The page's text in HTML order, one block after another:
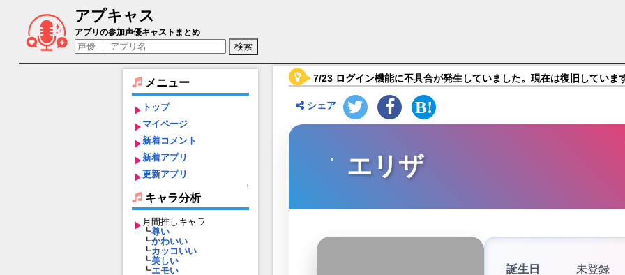
アプキャス
エリザ（声優：井澤詩織)【ラングリッサー モバイル】キャラ紹介
アプリの参加声優キャストまとめ
メニュー
トップ
マイページ
新着コメント
新着アプリ
更新アプリ
↑
キャラ分析
月間推しキャラ
┗尊い
┗かわいい
┗カッコいい
┗美しい
┗エモい
7/23 ログイン機能に不具合が発生していました。現在は復旧していま
シェア
エリザ
誕生日
未登録